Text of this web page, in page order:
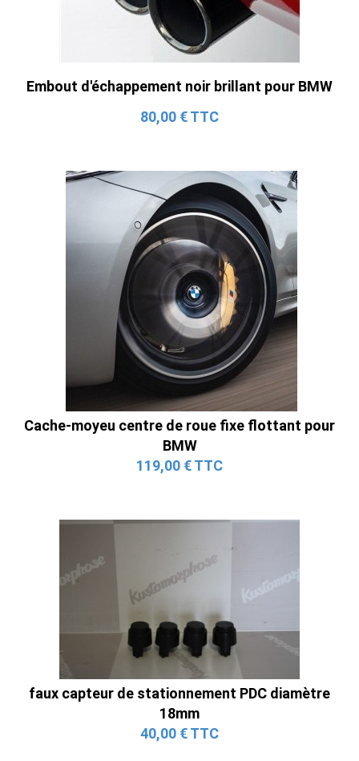
Embout d'échappement noir brillant pour BMW
80,00 € TTC
Cache-moyeu centre de roue fixe flottant pour
BMW
119,00 € TTC
faux capteur de stationnement PDC diamètre
18mm
40,00 € TTC